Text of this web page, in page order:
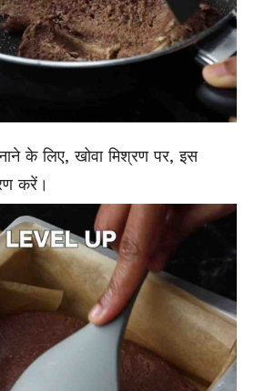
के लिए, खोवा मिश्रण पर, इस
करें।